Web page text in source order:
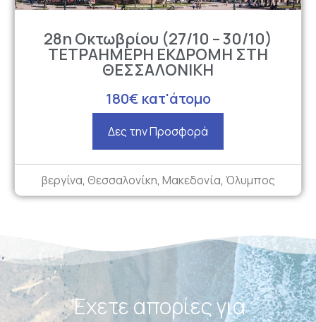
28η Οκτωβρίου (27/10 – 30/10)
TETΡΑΗΜΕΡΗ ΕΚΔΡΟΜΗ ΣΤΗ
ΘΕΣΣΑΛΟΝΙΚΗ
180€ κατ'άτομο
Δες την Προσφορά
βεργίνα, Θεσσαλονίκη, Μακεδονία, Όλυμπος
Έχετε απορίες για